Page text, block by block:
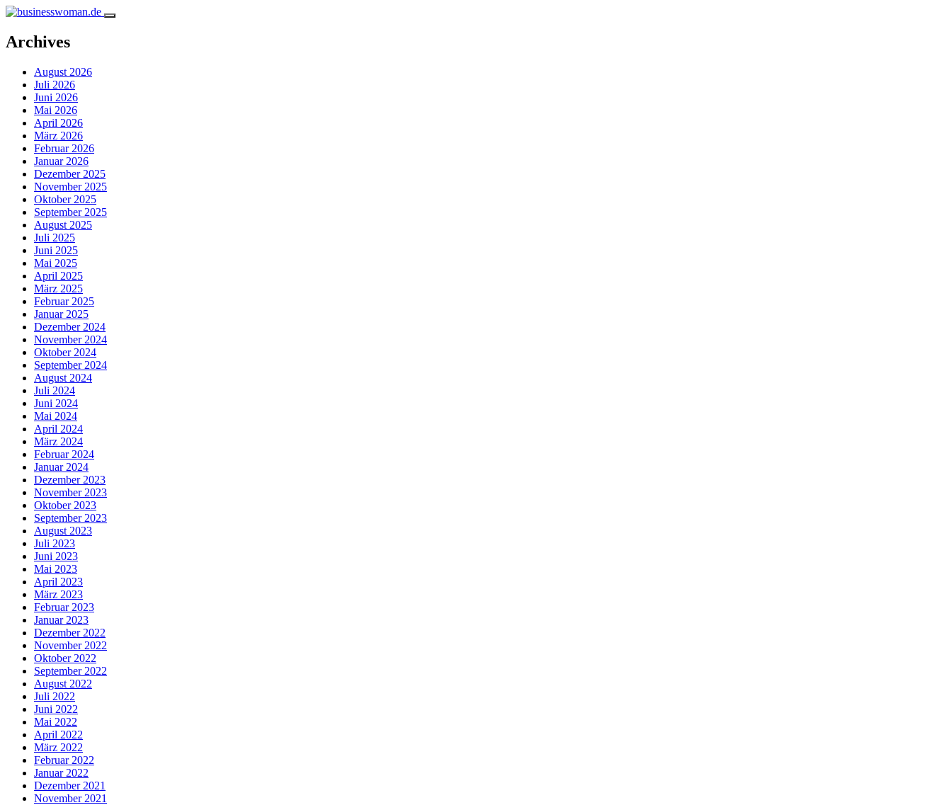
Archives
August 2026
Juli 2026
Juni 2026
Mai 2026
April 2026
März 2026
Februar 2026
Januar 2026
Dezember 2025
November 2025
Oktober 2025
September 2025
August 2025
Juli 2025
Juni 2025
Mai 2025
April 2025
März 2025
Februar 2025
Januar 2025
Dezember 2024
November 2024
Oktober 2024
September 2024
August 2024
Juli 2024
Juni 2024
Mai 2024
April 2024
März 2024
Februar 2024
Januar 2024
Dezember 2023
November 2023
Oktober 2023
September 2023
August 2023
Juli 2023
Juni 2023
Mai 2023
April 2023
März 2023
Februar 2023
Januar 2023
Dezember 2022
November 2022
Oktober 2022
September 2022
August 2022
Juli 2022
Juni 2022
Mai 2022
April 2022
März 2022
Februar 2022
Januar 2022
Dezember 2021
November 2021